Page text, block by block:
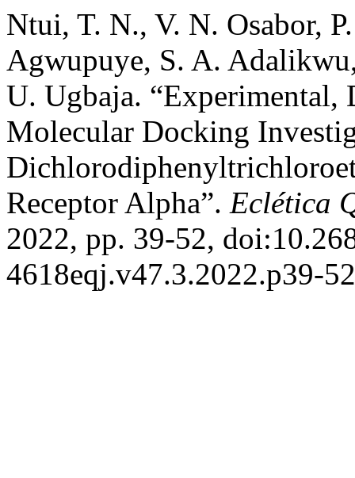
Ntui, T. N., V. N. Osabor,
Agwupuye, S. A.
U. Ugbaja.
Molecular Docking
Receptor Alpha”. Eclética
2022, pp. 39-52,
4618eqj.v47.3.2022.p39-